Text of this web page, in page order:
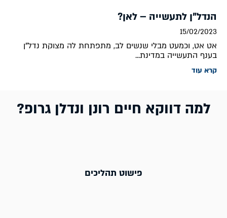
הנדל"ן לתעשייה – לאן?
15/02/2023
אט אט, וכמעט מבלי שנשים לב, מתפתחת לה מצוקת נדל"ן
בענף התעשייה במדינת...
קרא עוד
למה דווקא חיים רונן ונדלן גרופ?
פישוט תהליכים